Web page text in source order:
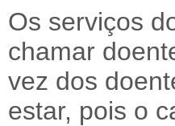
Os serviços
chamar
vez dos
estar, pois o